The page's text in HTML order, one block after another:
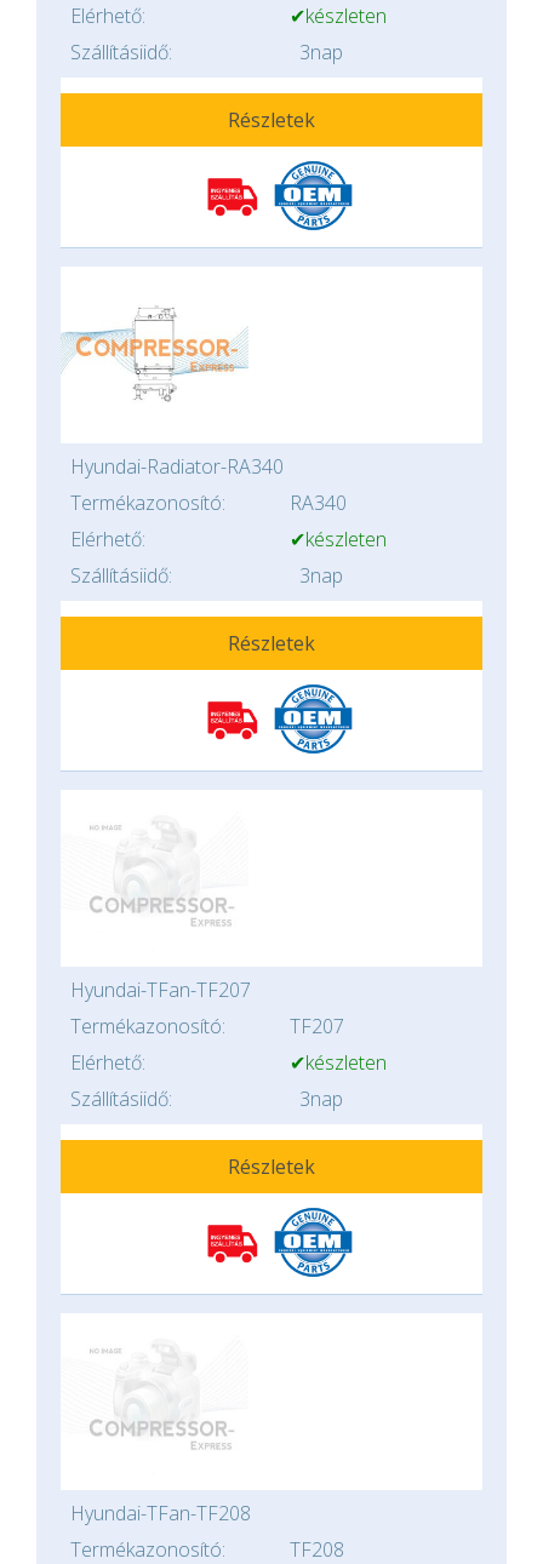
Elérhető:
✔készleten
Szállításiidő:
3nap
Részletek
Hyundai-Radiator-RA340
Termékazonosító:
RA340
Elérhető:
✔készleten
Szállításiidő:
3nap
Részletek
Hyundai-TFan-TF207
Termékazonosító:
TF207
Elérhető:
✔készleten
Szállításiidő:
3nap
Részletek
Hyundai-TFan-TF208
Termékazonosító:
TF208